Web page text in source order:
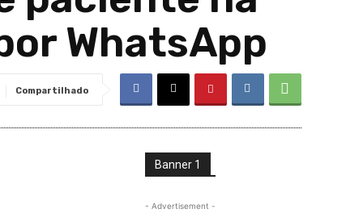
WhatsApp
Compartilhado
Banner 1
- Advertisement -